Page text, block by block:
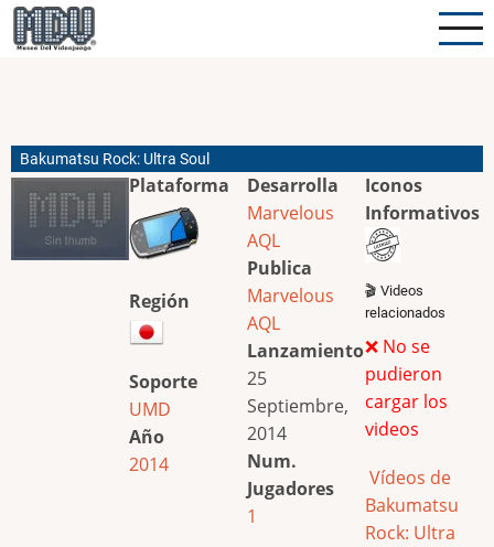
Pasar
al
Bakumatsu Rock: Ultra Soul
Plataforma
Región
Soporte
UMD
Año
2014
Desarrolla
Marvelous
AQL
Publica
Marvelous
AQL
Lanzamiento
25
Septiembre,
2014
Num.
Jugadores
1
Iconos
Informativos
🎬 Videos
relacionados
❌ No se
pudieron
cargar los
videos
Vídeos de
Bakumatsu
Rock: Ultra